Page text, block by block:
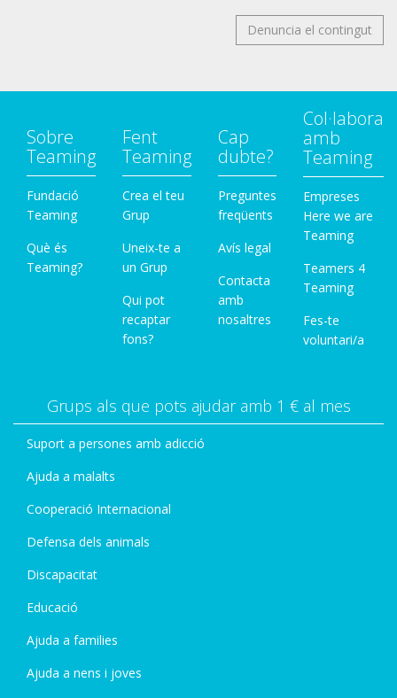
Denuncia el contingut
Sobre
Teaming
Fundació
Teaming
Què és
Teaming?
Fent
Teaming
Crea el teu
Grup
Uneix-te a
un Grup
Qui pot
recaptar
fons?
Cap
dubte?
Preguntes
freqüents
Avís legal
Contacta
amb
nosaltres
Col·labora
amb
Teaming
Empreses
Here we are
Teaming
Teamers 4
Teaming
Fes-te
voluntari/a
Grups als que pots ajudar amb 1 € al mes
Suport a persones amb adicció
Ajuda a malalts
Cooperació Internacional
Defensa dels animals
Discapacitat
Educació
Ajuda a families
Ajuda a nens i joves